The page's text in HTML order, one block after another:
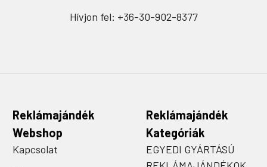
Hívjon fel: +36-30-902-8377
Reklámajándék
Webshop
Kapcsolat
Reklámajándék
Kategóriák
EGYEDI GYÁRTÁSÚ